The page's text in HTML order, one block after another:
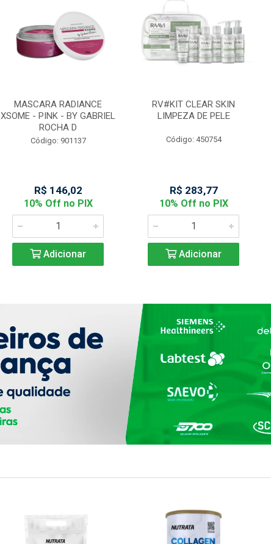
MASCARA RADIANCE
XSOME - PINK - BY GABRIEL
ROCHA D
Código: 901137
R$ 146,02
10% Off no PIX
Adicionar
RV#KIT CLEAR SKIN
LIMPEZA DE PELE
Código: 450754
R$ 283,77
10% Off no PIX
Adicionar